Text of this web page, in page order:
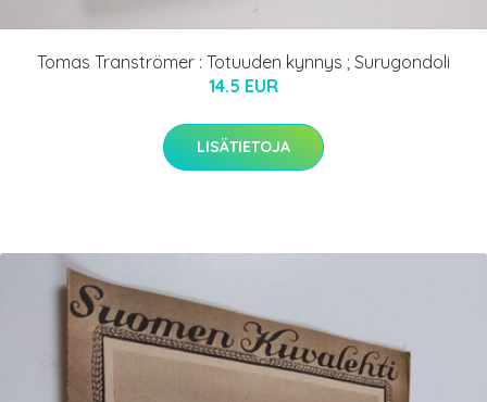
Tomas Tranströmer : Totuuden kynnys ; Surugondoli
14.5 EUR
LISÄTIETOJA